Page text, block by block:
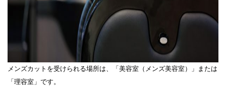
メンズカットを受けられる場所は、「美容室（メンズ美容室）」または
「理容室」です。